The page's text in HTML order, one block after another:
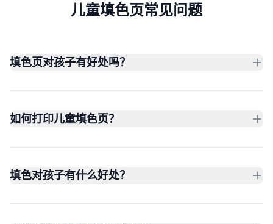
儿童填色页常见问题
填色页对孩子有好处吗？
如何打印儿童填色页？
填色对孩子有什么好处？